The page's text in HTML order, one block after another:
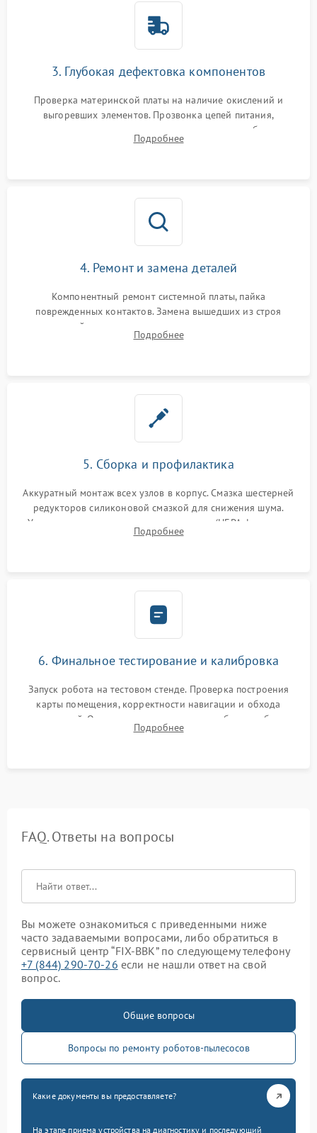
3. Глубокая дефектовка компонентов
Проверка материнской платы на наличие окислений и
выгоревших элементов. Прозвонка цепей питания,
тестирование приводных моторов колес и турбины
всасывания. Оценка состояния оптических и инфракрасных
Подробнее
4. Ремонт и замена деталей
Компонентный ремонт системной платы, пайка
поврежденных контактов. Замена вышедших из строя
двигателей, изношенного аккумулятора, неисправного
лидара или помпы подачи воды. Восстановление шлейфов и
Подробнее
5. Сборка и профилактика
Аккуратный монтаж всех узлов в корпус. Смазка шестерней
редукторов силиконовой смазкой для снижения шума.
Установка новых расходных материалов (HEPA-фильтров,
микрофибры, щеток). Надежная фиксация разъемов и
Подробнее
6. Финальное тестирование и калибровка
Запуск робота на тестовом стенде. Проверка построения
карты помещения, корректности навигации и обхода
препятствий. Оценка силы всасывания и работы турбины.
Тестирование автоматического возврата на док-станцию и
Подробнее
FAQ. Ответы на вопросы
Вы можете ознакомиться с приведенными ниже
часто задаваемыми вопросами, либо обратиться в
сервисный центр “FIX-BBK” по следующему телефону
+7 (844) 290-70-26 если не нашли ответ на свой
вопрос.
Общие вопросы
Вопросы по ремонту роботов-пылесосов
Какие документы вы предоставляете?
На этапе приема устройства на диагностику и последующий